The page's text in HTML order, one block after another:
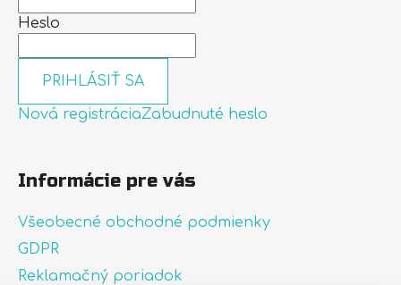
Heslo
PRIHLÁSIŤ SA
Nová registráciaZabudnuté heslo
Informácie pre vás
Všeobecné obchodné podmienky
GDPR
Reklamačný poriadok